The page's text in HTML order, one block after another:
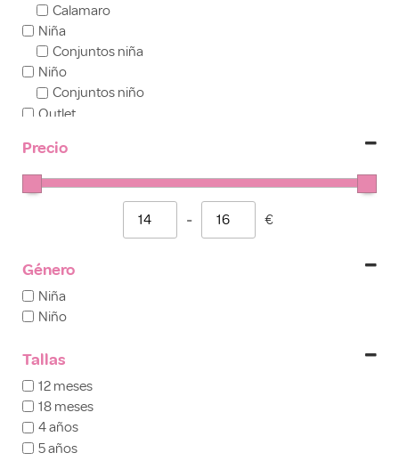
Calamaro
Niña
Conjuntos niña
Niño
Conjuntos niño
Outlet
Precio
Minimum Price
- Maximum Price
€
Género
Niña
Niño
Tallas
12 meses
18 meses
4 años
5 años